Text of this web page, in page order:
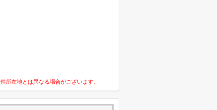
所在地とは異なる場合がございます。